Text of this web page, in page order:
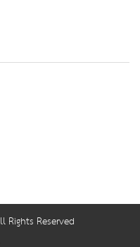
Rights Reserved